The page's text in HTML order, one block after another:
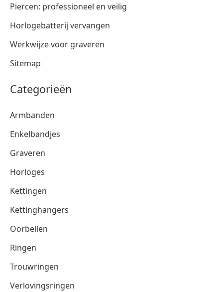
Piercen: professioneel en veilig
Horlogebatterij vervangen
Werkwijze voor graveren
Sitemap
Categorieën
Armbanden
Enkelbandjes
Graveren
Horloges
Kettingen
Kettinghangers
Oorbellen
Ringen
Trouwringen
Verlovingsringen